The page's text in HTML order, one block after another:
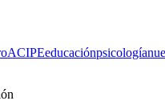
ACIPEeducaciónpsicología